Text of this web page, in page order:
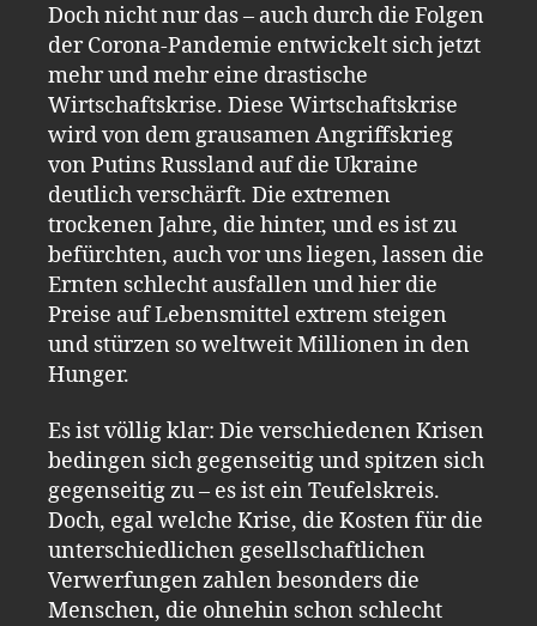
Doch nicht nur das – auch durch die Folgen
der Corona-Pandemie entwickelt sich jetzt
mehr und mehr eine drastische
Wirtschaftskrise. Diese Wirtschaftskrise
wird von dem grausamen Angriffskrieg
von Putins Russland auf die Ukraine
deutlich verschärft. Die extremen
trockenen Jahre, die hinter, und es ist zu
befürchten, auch vor uns liegen, lassen die
Ernten schlecht ausfallen und hier die
Preise auf Lebensmittel extrem steigen
und stürzen so weltweit Millionen in den
Hunger.
Es ist völlig klar: Die verschiedenen Krisen
bedingen sich gegenseitig und spitzen sich
gegenseitig zu – es ist ein Teufelskreis.
Doch, egal welche Krise, die Kosten für die
unterschiedlichen gesellschaftlichen
Verwerfungen zahlen besonders die
Menschen, die ohnehin schon schlecht